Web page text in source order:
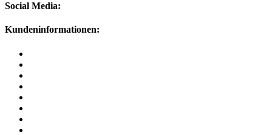
Social Media:
Kundeninformationen: